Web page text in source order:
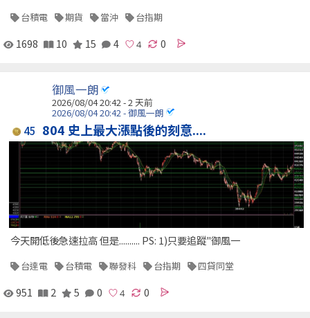
台積電 期貨 當沖 台指期
1698 10 15 4 0
御風一朗
2026/08/04 20:42 - 2 天前
2026/08/04 20:42 - 御風一朗
45 804 史上最大漲點後的刻意....
今天開低後急速拉高 但是.......... PS: 1)只要追蹤"御風一
台達電 台積電 聯發科 台指期 四貸同堂
951 2 5 0 0